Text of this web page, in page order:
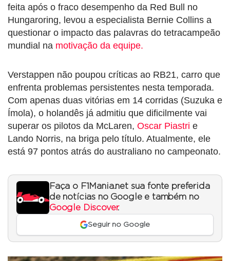
feita após o fraco desempenho da Red Bull no
Hungaroring, levou a especialista Bernie Collins a
questionar o impacto das palavras do tetracampeão
mundial na motivação da equipe.
Verstappen não poupou críticas ao RB21, carro que
enfrenta problemas persistentes nesta temporada.
Com apenas duas vitórias em 14 corridas (Suzuka e
Ímola), o holandês já admitiu que dificilmente vai
superar os pilotos da McLaren, Oscar Piastri e
Lando Norris, na briga pelo título. Atualmente, ele
está 97 pontos atrás do australiano no campeonato.
Faça o F1Mania.net sua fonte preferida
de notícias no Google e também no
Google Discover.
Seguir no Google